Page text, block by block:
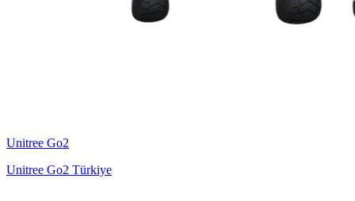
Unitree Go2
Unitree Go2 Türkiye